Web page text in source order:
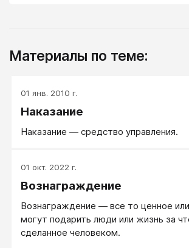
Материалы по теме:
01 янв. 2010 г.
Наказание
Наказание — средство управления.
01 окт. 2022 г.
Вознаграждение
Вознаграждение — все то ценное
могут подарить люди или жизнь за
сделанное человеком.